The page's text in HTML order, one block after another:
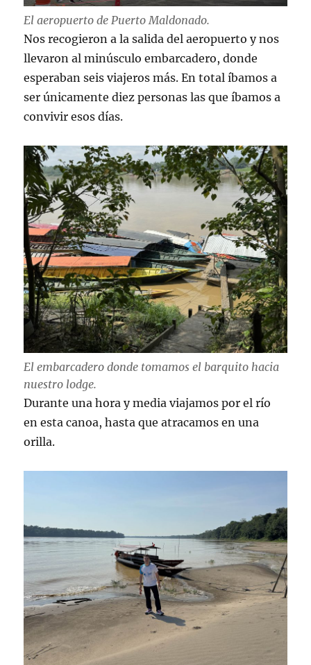
El aeropuerto de Puerto Maldonado.
Nos recogieron a la salida del aeropuerto y nos
llevaron al minúsculo embarcadero, donde
esperaban seis viajeros más. En total íbamos a
ser únicamente diez personas las que íbamos a
convivir esos días.
El embarcadero donde tomamos el barquito hacia
nuestro lodge.
Durante una hora y media viajamos por el río
en esta canoa, hasta que atracamos en una
orilla.